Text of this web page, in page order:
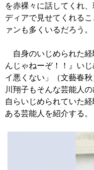
を赤裸々に話してくれ
ディアで見せてくれる
ァンも多くいるだろう。
自身のいじめられた経
んじゃねーぞ！！』い
イ悪くない」（文藝春
川翔子もそんな芸能人
自らいじめられていた
ある芸能人を紹介する。